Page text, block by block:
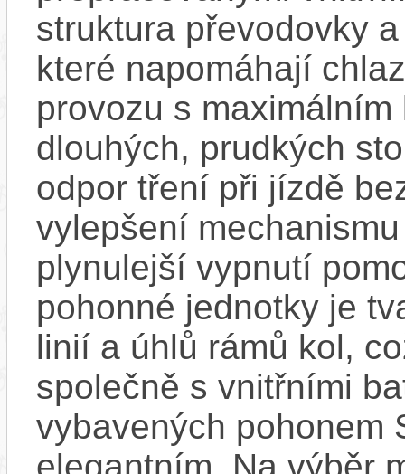
struktura převodovky
které napomáhají
provozu s
dlouhých, prudkých
odpor tření při jízdě
vylepšení
plynulejší vypnutí
pohonné jednotky je
linií a úhlů rámů kol,
společně s vnitřními
vybavených pohonem